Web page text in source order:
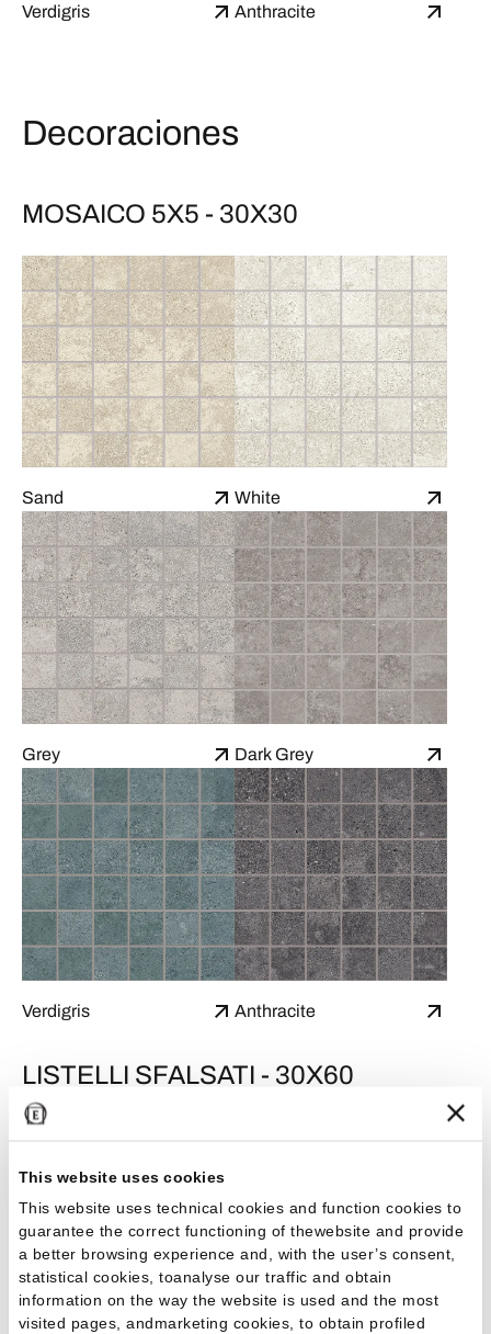
This website uses cookies
This website uses technical cookies and function cookies to
guarantee the correct functioning of thewebsite and provide
a better browsing experience and, with the user’s consent,
statistical cookies, toanalyse our traffic and obtain
information on the way the website is used and the most
visited pages, andmarketing cookies, to obtain profiled
Verdigris Anthracite
Decoraciones
MOSAICO 5X5 - 30X30
Sand White
Grey Dark Grey
Verdigris Anthracite
LISTELLI SFALSATI - 30X60
Sand White